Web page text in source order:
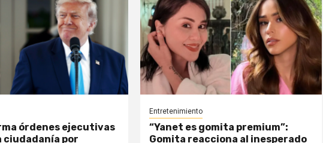
órdenes ejecutivas
ciudadanía por
Entretenimiento
“Yanet es gomita premium”:
Gomita reacciona al inesperado